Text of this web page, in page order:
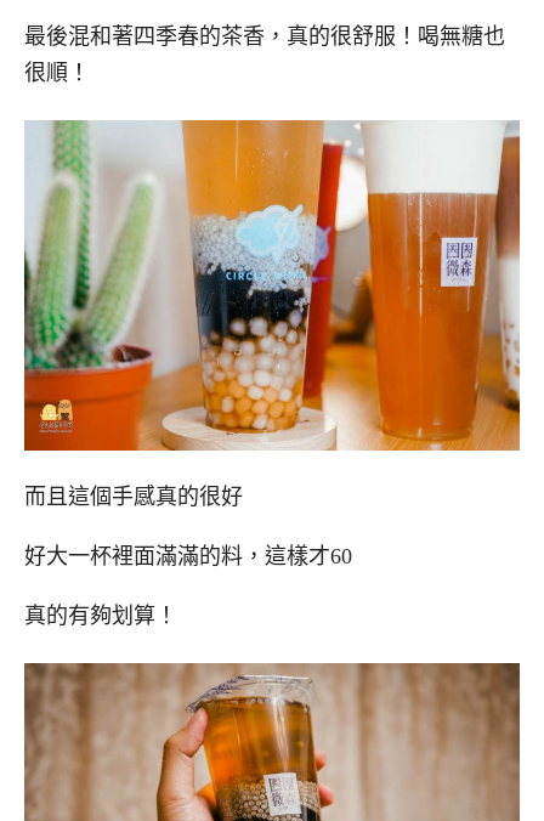
最後混和著四季春的茶香，真的很舒服！喝無糖也
很順！
而且這個手感真的很好
好大一杯裡面滿滿的料，這樣才60
真的有夠划算！